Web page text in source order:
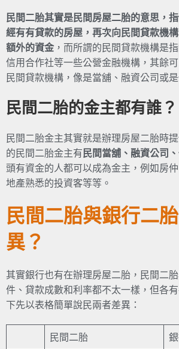
民間二胎其實是民間房屋二胎的意思，
經有有貸款的房屋，再次向民間貸款機
額外的資金 ，而所謂的民間貸款機構是
信用合作社等一些公營金融機構，其餘
民間貸款機構，像是當舖、融資公司或是
民間二胎的金主都有誰？
民間二胎金主其實就是辦理房屋二胎時
的民間二胎金主有 民間當舖、融資公司
頭有資金的人都可以成為金主，例如房
地產熟悉的投資客等等。
民間二胎與銀行二
異？
其實銀行也有在辦理房屋二胎，民間二
件、貸款成數和利率都不太一樣，但各
下先以表格簡單說民兩者差異：
民間二胎